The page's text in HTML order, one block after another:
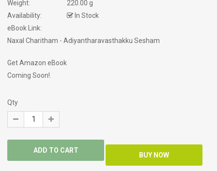
Weight:
220.00 g
Availability:
In Stock
eBook Link:
Naxal Charitham - Adiyantharavasthakku Sesham
Get Amazon eBook
Coming Soon!.
Qty